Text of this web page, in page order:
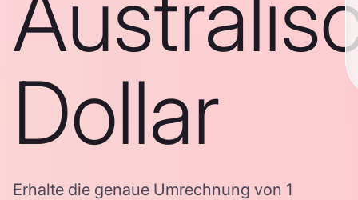
Dollar
Erhalte die genaue Umrechnung von 1